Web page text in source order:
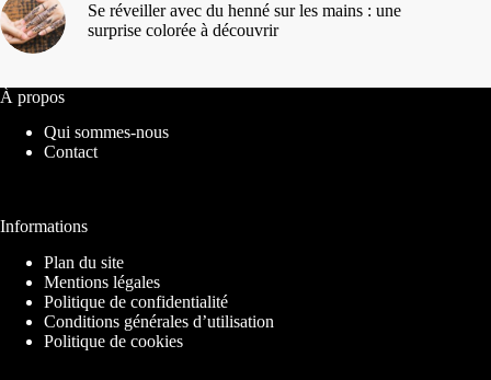
Se réveiller avec du henné sur les mains : une
surprise colorée à découvrir
À propos
Qui sommes-nous
Contact
Informations
Plan du site
Mentions légales
Politique de confidentialité
Conditions générales d’utilisation
Politique de cookies